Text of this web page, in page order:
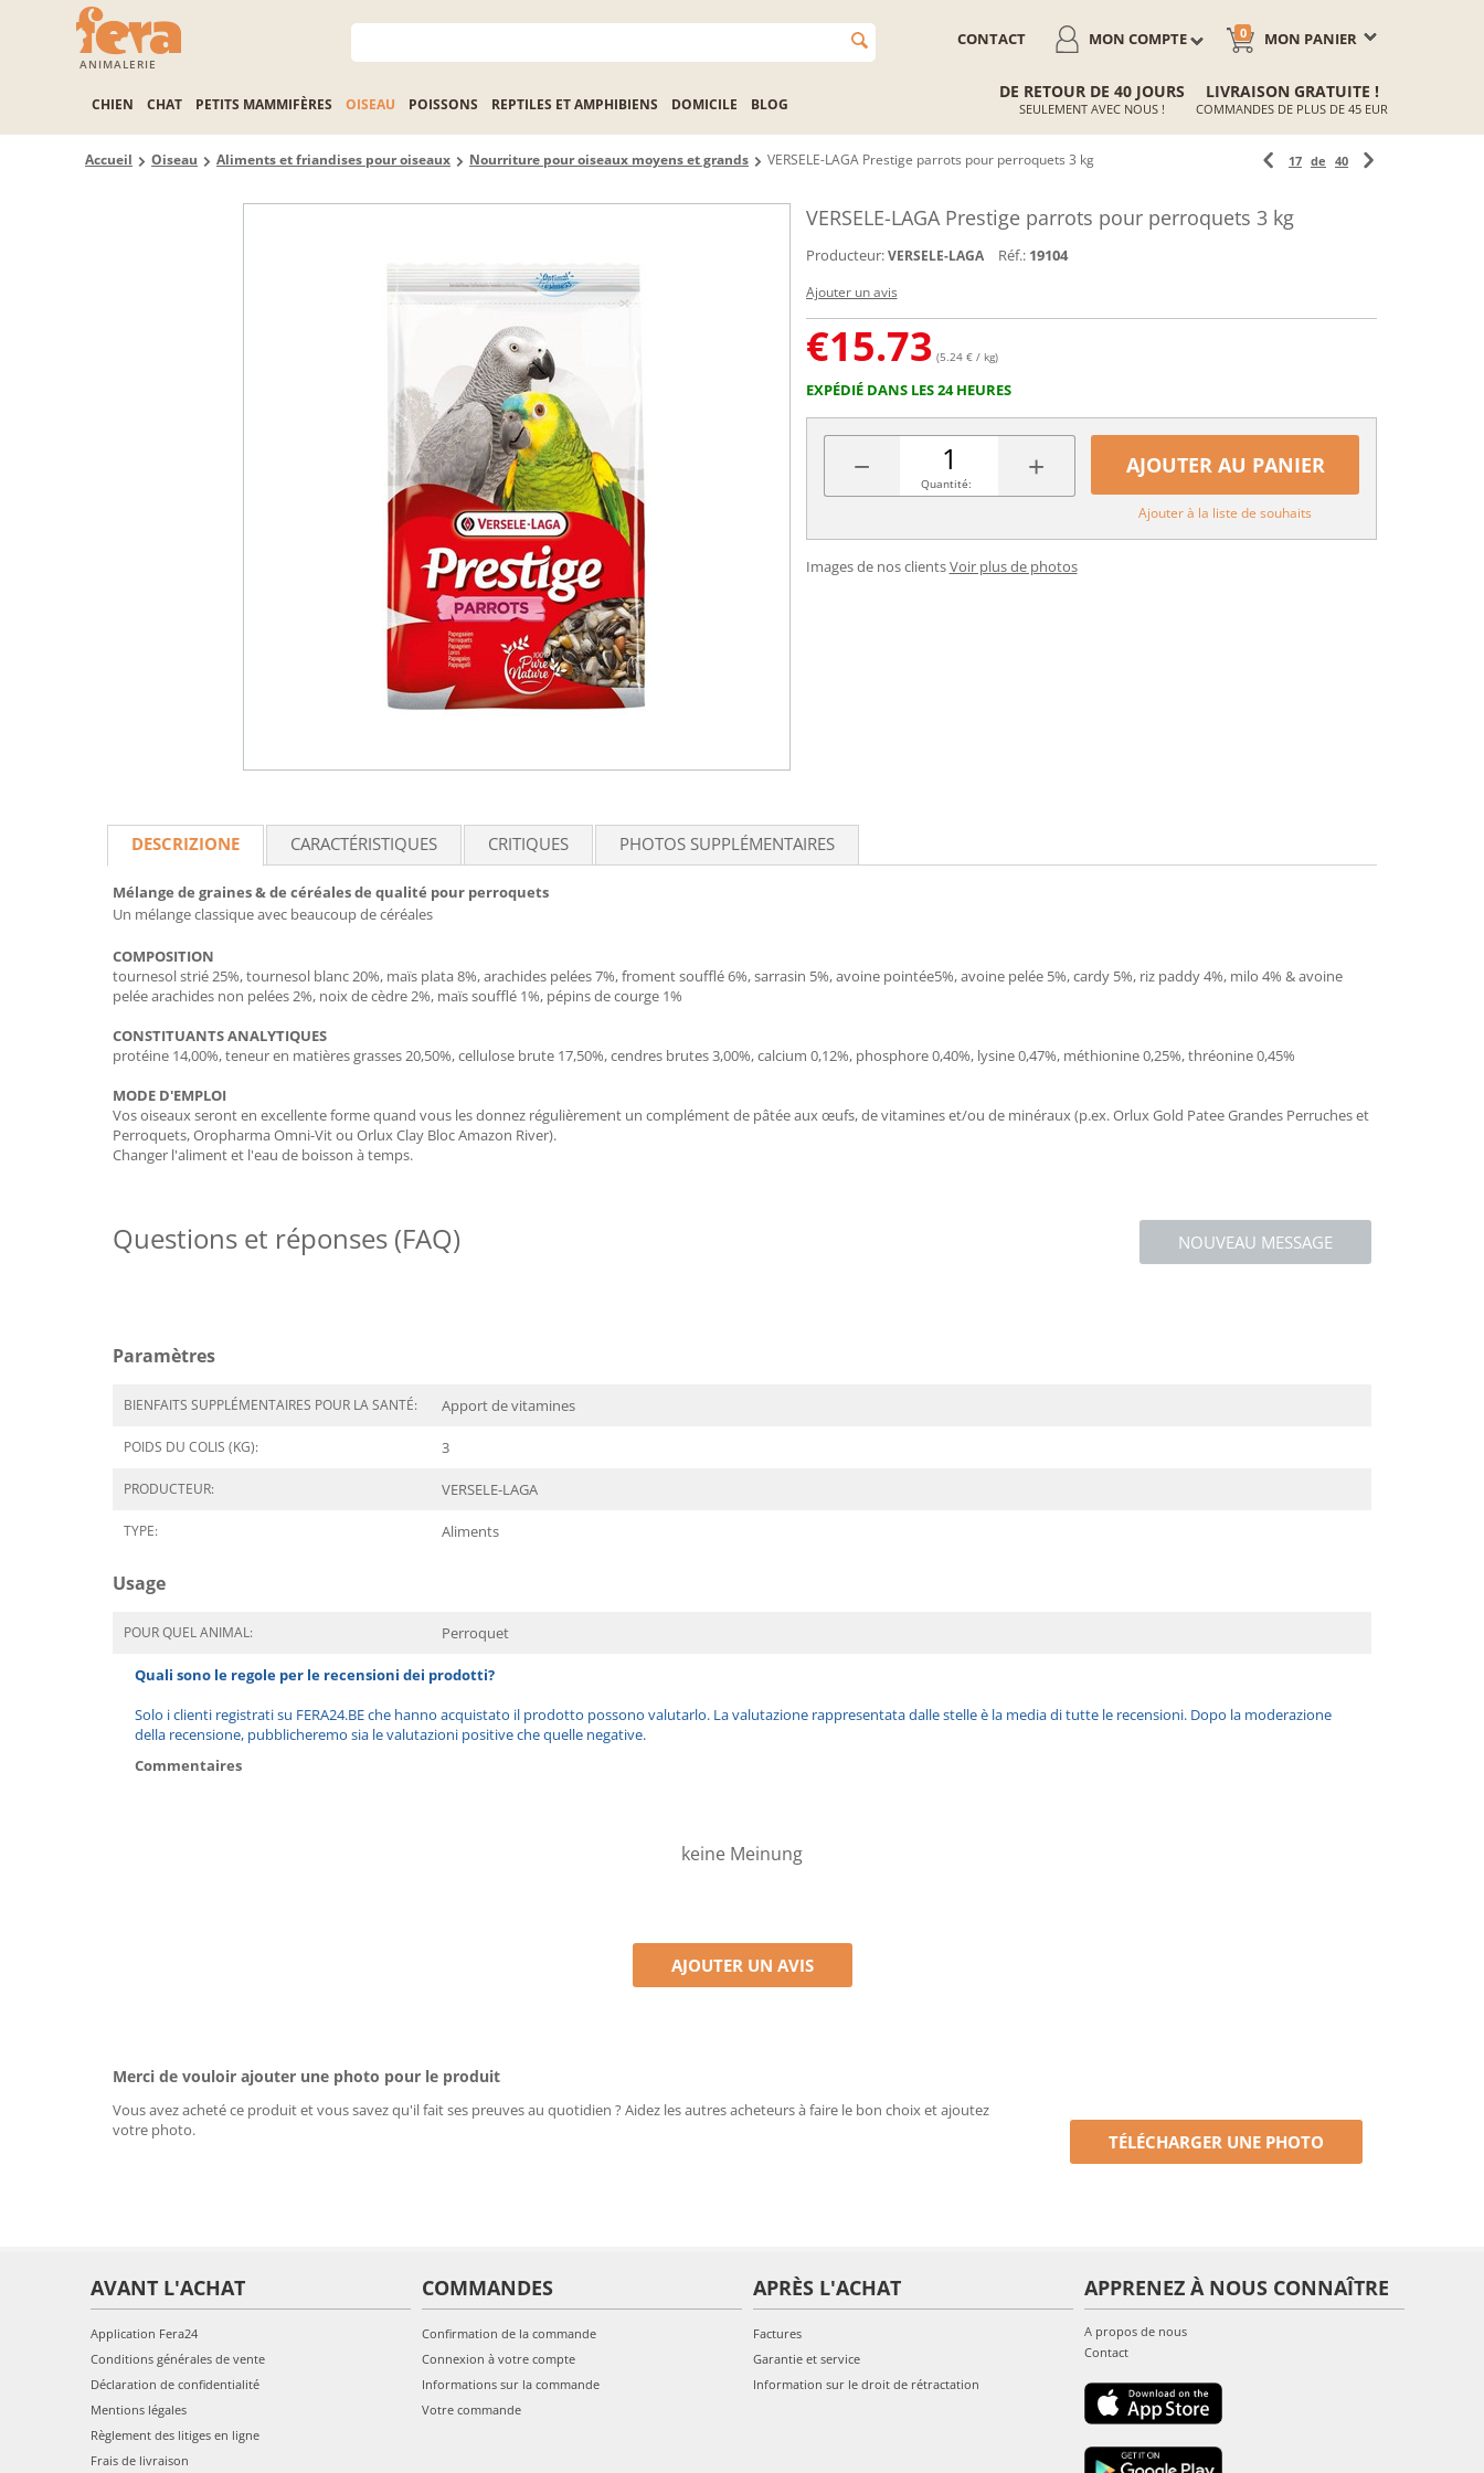
ANIMALERIE
MON PANIER
0
MON COMPTE
CONTACT
CHIEN CHAT PETITS MAMMIFÈRES OISEAU POISSONS REPTILES ET AMPHIBIENS DOMICILE BLOG
DE RETOUR DE 40 JOURS
SEULEMENT AVEC NOUS !
LIVRAISON GRATUITE !
COMMANDES DE PLUS DE 45 EUR
Accueil Oiseau Aliments et friandises pour oiseaux Nourriture pour oiseaux moyens et grands VERSELE-LAGA Prestige parrots pour perroquets 3 kg 17 de 40
VERSELE-LAGA Prestige parrots pour perroquets 3 kg
Producteur: VERSELE-LAGA Réf.: 19104
Ajouter un avis
€15.73 (5.24 € / kg)
EXPÉDIÉ DANS LES 24 HEURES
− +
Quantité:
AJOUTER AU PANIER
Ajouter à la liste de souhaits
Images de nos clientsVoir plus de photos
DESCRIZIONE CARACTÉRISTIQUES CRITIQUES PHOTOS SUPPLÉMENTAIRES
Mélange de graines & de céréales de qualité pour perroquets
Un mélange classique avec beaucoup de céréales
COMPOSITION
tournesol strié 25%, tournesol blanc 20%, maïs plata 8%, arachides pelées 7%, froment soufflé 6%, sarrasin 5%, avoine pointée5%, avoine pelée 5%, cardy 5%, riz paddy 4%, milo 4% & avoine
pelée arachides non pelées 2%, noix de cèdre 2%, maïs soufflé 1%, pépins de courge 1%
CONSTITUANTS ANALYTIQUES
protéine 14,00%, teneur en matières grasses 20,50%, cellulose brute 17,50%, cendres brutes 3,00%, calcium 0,12%, phosphore 0,40%, lysine 0,47%, méthionine 0,25%, thréonine 0,45%
MODE D'EMPLOI
Vos oiseaux seront en excellente forme quand vous les donnez régulièrement un complément de pâtée aux œufs, de vitamines et/ou de minéraux (p.ex. Orlux Gold Patee Grandes Perruches et
Perroquets, Oropharma Omni-Vit ou Orlux Clay Bloc Amazon River).
Changer l'aliment et l'eau de boisson à temps.
NOUVEAU MESSAGE
Questions et réponses (FAQ)
Paramètres
BIENFAITS SUPPLÉMENTAIRES POUR LA SANTÉ: Apport de vitamines
POIDS DU COLIS (KG): 3
PRODUCTEUR: VERSELE-LAGA
TYPE: Aliments
Usage
POUR QUEL ANIMAL: Perroquet
Quali sono le regole per le recensioni dei prodotti?
Solo i clienti registrati su FERA24.BE che hanno acquistato il prodotto possono valutarlo. La valutazione rappresentata dalle stelle è la media di tutte le recensioni. Dopo la moderazione
della recensione, pubblicheremo sia le valutazioni positive che quelle negative.
Commentaires
keine Meinung
AJOUTER UN AVIS
Merci de vouloir ajouter une photo pour le produit
Vous avez acheté ce produit et vous savez qu'il fait ses preuves au quotidien ? Aidez les autres acheteurs à faire le bon choix et ajoutez
votre photo.
TÉLÉCHARGER UNE PHOTO
AVANT L'ACHAT
Application Fera24
Conditions générales de vente
Déclaration de confidentialité
Mentions légales
Règlement des litiges en ligne
Frais de livraison
COMMANDES
Confirmation de la commande
Connexion à votre compte
Informations sur la commande
Votre commande
APRÈS L'ACHAT
Factures
Garantie et service
Information sur le droit de rétractation
APPRENEZ À NOUS CONNAÎTRE
A propos de nous
Contact